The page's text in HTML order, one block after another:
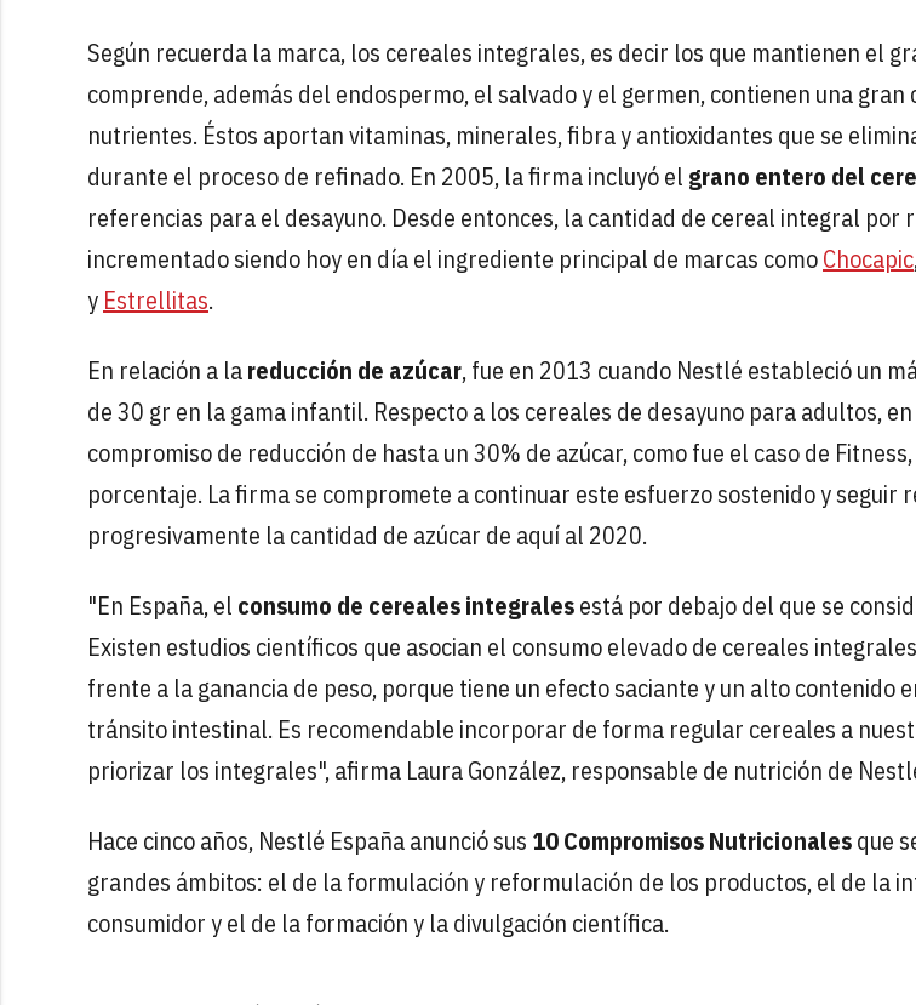
Según recuerda la marca, los cereales integrales, es decir los que mantienen el
comprende, además del endospermo, el salvado y el germen, contienen una gran
nutrientes. Éstos aportan vitaminas, minerales, fibra y antioxidantes que se
durante el proceso de refinado. En 2005, la firma incluyó el grano entero del
referencias para el desayuno. Desde entonces, la cantidad de cereal integral por
incrementado siendo hoy en día el ingrediente principal de marcas comoChocapic
y Estrellitas.
En relación a lareducción de azúcar, fue en 2013 cuando Nestlé estableció un
de 30 gr en la gama infantil. Respecto a los cereales de desayuno para adultos,
compromiso de reducción de hasta un 30% de azúcar, como fue el caso de
porcentaje. La firma se compromete a continuar este esfuerzo sostenido y seguir
progresivamente la cantidad de azúcar de aquí al 2020.
"En España, el consumo de cereales integralesestá por debajo del que se
Existen estudios científicos que asocian el consumo elevado de cereales
frente a la ganancia de peso, porque tiene un efecto saciante y un alto contenido
tránsito intestinal. Es recomendable incorporar de forma regular cereales a
priorizar los integrales", afirma Laura González, responsable de nutrición de
Hace cinco años, Nestlé España anunció sus 10 Compromisos Nutricionalesque
grandes ámbitos: el de la formulación y reformulación de los productos, el de la
consumidor y el de la formación y la divulgación científica.